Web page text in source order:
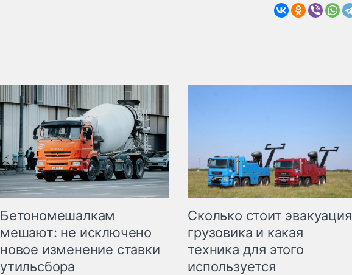
Бетономешалкам
мешают: не исключено
новое изменение ставки
утильсбора
Сколько стоит эвакуация
грузовика и какая
техника для этого
используется